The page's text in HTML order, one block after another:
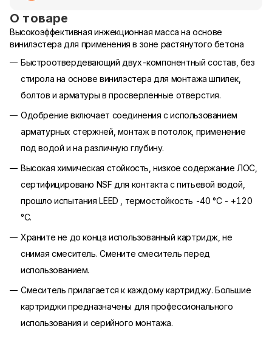
О товаре
Высокоэффективная инжекционная масса на основе
винилэстера для применения в зоне растянутого бетона
Быстроотвердевающий двух-компонентный состав, без
стирола на основе винилэстера для монтажа шпилек,
болтов и арматуры в просверленные отверстия.
Одобрение включает соединения с использованием
арматурных стержней, монтаж в потолок, применение
под водой и на различную глубину.
Высокая химическая стойкость, низкое содержание ЛОС,
сертифицировано NSF для контакта с питьевой водой,
прошло испытания LEED , термостойкость -40 °C - +120
°C.
Храните не до конца использованный картридж, не
снимая смеситель. Смените смеситель перед
использованием.
Смеситель прилагается к каждому картриджу. Большие
картриджи предназначены для профессионального
использования и серийного монтажа.